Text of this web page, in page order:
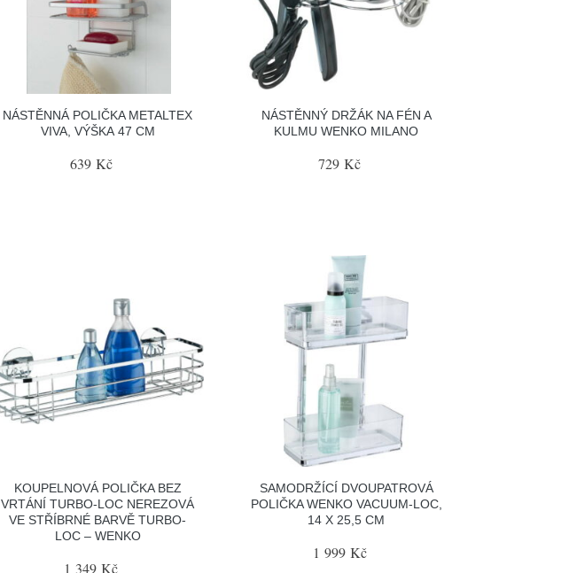
NÁSTĚNNÁ POLIČKA METALTEX
VIVA, VÝŠKA 47 CM
639 Kč
NÁSTĚNNÝ DRŽÁK NA FÉN A
KULMU WENKO MILANO
729 Kč
KOUPELNOVÁ POLIČKA BEZ
VRTÁNÍ TURBO-LOC NEREZOVÁ
VE STŘÍBRNÉ BARVĚ TURBO-
LOC – WENKO
1 349 Kč
SAMODRŽÍCÍ DVOUPATROVÁ
POLIČKA WENKO VACUUM-LOC,
14 X 25,5 CM
1 999 Kč